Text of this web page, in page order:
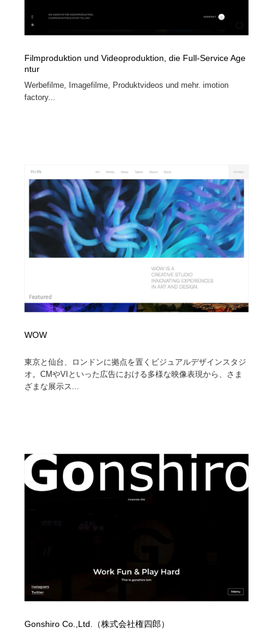
Filmproduktion und Videoproduktion, die Full-Service Age
ntur
Werbefilme, Imagefilme, Produktvideos und mehr. imotion
factory...
WOW
東京と仙台、ロンドンに拠点を置くビジュアルデザインスタジ
オ。CMやVIといった広告における多様な映像表現から、さま
ざまな展示ス...
Gonshiro Co.,Ltd.（株式会社権四郎）